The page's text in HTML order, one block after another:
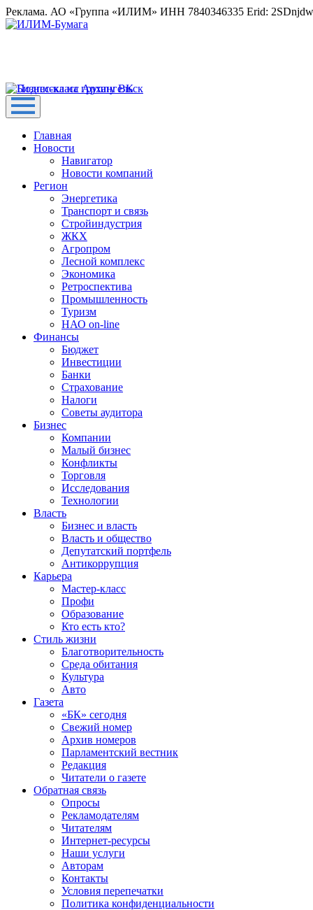
Реклама. АО «Группа «ИЛИМ» ИНН 7840346335 Erid:
Главная
Новости
Навигатор
Новости компаний
Регион
Энергетика
Транспорт и связь
Стройиндустрия
ЖКХ
Агропром
Лесной комплекс
Экономика
Ретроспектива
Промышленность
Туризм
НАО on-line
Финансы
Бюджет
Инвестиции
Банки
Страхование
Налоги
Советы аудитора
Бизнес
Компании
Малый бизнес
Конфликты
Торговля
Исследования
Технологии
Власть
Бизнес и власть
Власть и общество
Депутатский портфель
Антикоррупция
Карьера
Мастер-класс
Профи
Образование
Кто есть кто?
Стиль жизни
Благотворительность
Среда обитания
Культура
Авто
Газета
«БК» сегодня
Свежий номер
Архив номеров
Парламентский вестник
Редакция
Читатели о газете
Обратная связь
Опросы
Рекламодателям
Читателям
Интернет-ресурсы
Наши услуги
Авторам
Контакты
Условия перепечатки
Политика конфиденциальности